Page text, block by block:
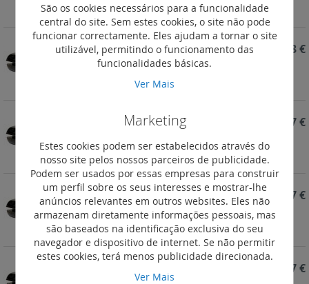
REF. 098093
Passa-fios para cabos 12 Ø máx. (mm)
0,93 €
REF. 098092
Passa-fios para cabos 7 Ø máx. (mm)
0,37 €
REF. 098091
Passa-fios para cabos 6 Ø máx. (mm)
0,37 €
0,37 €
São os cookies necessários para a funcionalidade
central do site. Sem estes cookies, o site não pode
funcionar correctamente. Eles ajudam a tornar o site
utilizável, permitindo o funcionamento das
funcionalidades básicas.
Ver Mais
Marketing
Estes cookies podem ser estabelecidos através do
nosso site pelos nossos parceiros de publicidade.
Podem ser usados por essas empresas para construir
um perfil sobre os seus interesses e mostrar-lhe
anúncios relevantes em outros websites. Eles não
armazenam diretamente informações pessoais, mas
são baseados na identificação exclusiva do seu
navegador e dispositivo de internet. Se não permitir
estes cookies, terá menos publicidade direcionada.
Ver Mais